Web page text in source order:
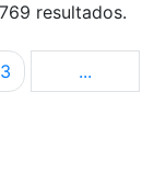
resultados.
TAB para
Página ...Páginas